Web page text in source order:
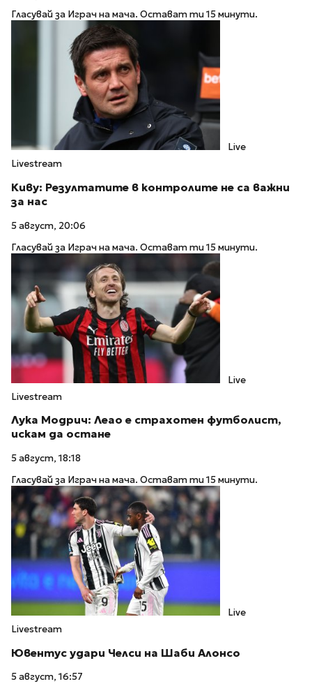
Гласувай за Играч на мача. Остават ти 15 минути.
Live
Livestream
Киву: Резултатите в контролите не са важни
за нас
5 август, 20:06
Гласувай за Играч на мача. Остават ти 15 минути.
Live
Livestream
Лука Модрич: Леао е страхотен футболист,
искам да остане
5 август, 18:18
Гласувай за Играч на мача. Остават ти 15 минути.
Live
Livestream
Ювентус удари Челси на Шаби Алонсо
5 август, 16:57